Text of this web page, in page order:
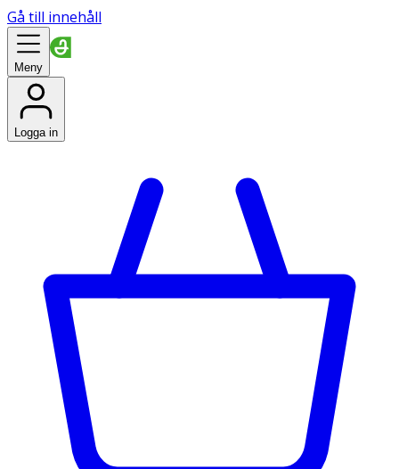
Gå till innehåll
Meny
Logga in